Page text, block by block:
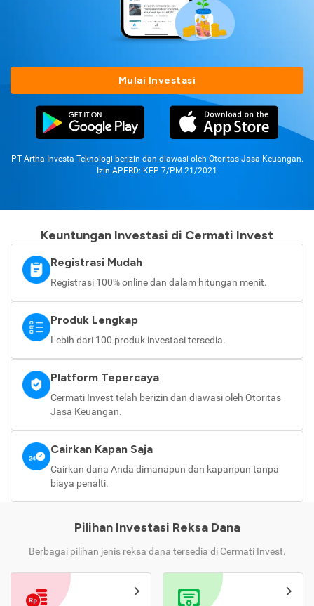
Mulai Investasi
PT Artha Investa Teknologi berizin dan diawasi oleh Otoritas Jasa Keuangan.
Izin APERD: KEP-7/PM.21/2021
Keuntungan Investasi di Cermati Invest
Registrasi Mudah
Registrasi 100% online dan dalam hitungan menit.
Produk Lengkap
Lebih dari 100 produk investasi tersedia.
Platform Tepercaya
Cermati Invest telah berizin dan diawasi oleh Otoritas
Jasa Keuangan.
Cairkan Kapan Saja
Cairkan dana Anda dimanapun dan kapanpun tanpa
biaya penalti.
Pilihan Investasi Reksa Dana
Berbagai pilihan jenis reksa dana tersedia di Cermati Invest.